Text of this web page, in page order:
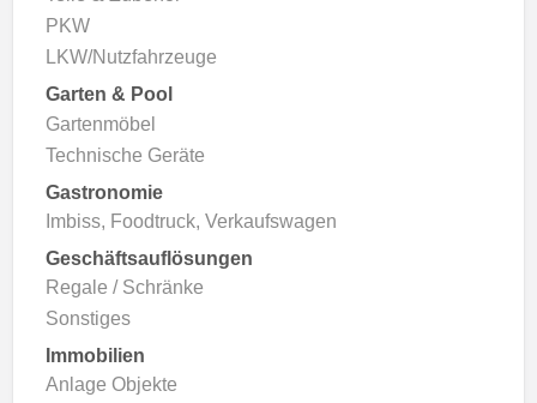
PKW
LKW/Nutzfahrzeuge
Garten & Pool
Gartenmöbel
Technische Geräte
Gastronomie
Imbiss, Foodtruck, Verkaufswagen
Geschäftsauflösungen
Regale / Schränke
Sonstiges
Immobilien
Anlage Objekte